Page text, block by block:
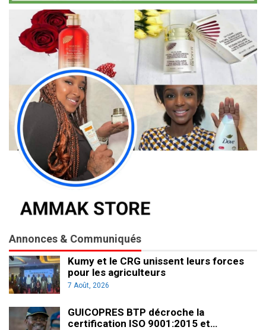
Annonces & Communiqués
Kumy et le CRG unissent leurs forces
pour les agriculteurs
7 Août, 2026
GUICOPRES BTP décroche la
certification ISO 9001:2015 et…